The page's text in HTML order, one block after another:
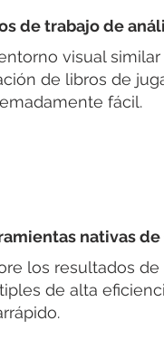
de trabajo de
visual
de libros de
fácil.
nativas de
los resultados
de alta